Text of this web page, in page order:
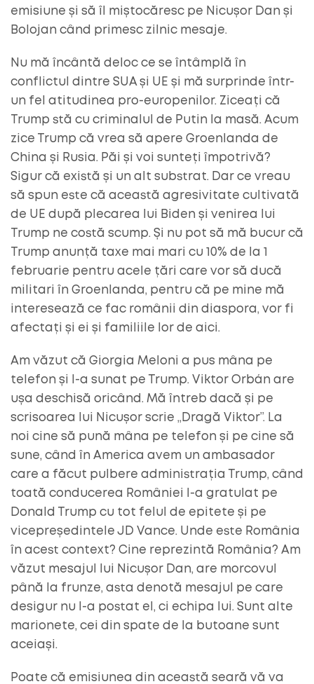
emisiune și să îl miștocăresc pe Nicușor Dan și
Bolojan când primesc zilnic mesaje.
Nu mă încântă deloc ce se întâmplă în
conflictul dintre SUA și UE și mă surprinde într-
un fel atitudinea pro-europenilor. Ziceați că
Trump stă cu criminalul de Putin la masă. Acum
zice Trump că vrea să apere Groenlanda de
China și Rusia. Păi și voi sunteți împotrivă?
Sigur că există și un alt substrat. Dar ce vreau
să spun este că această agresivitate cultivată
de UE după plecarea lui Biden și venirea lui
Trump ne costă scump. Și nu pot să mă bucur că
Trump anunță taxe mai mari cu 10% de la 1
februarie pentru acele țări care vor să ducă
militari în Groenlanda, pentru că pe mine mă
interesează ce fac românii din diaspora, vor fi
afectați și ei și familiile lor de aici.
Am văzut că Giorgia Meloni a pus mâna pe
telefon și l-a sunat pe Trump. Viktor Orbán are
ușa deschisă oricând. Mă întreb dacă și pe
scrisoarea lui Nicușor scrie „Dragă Viktor”. La
noi cine să pună mâna pe telefon și pe cine să
sune, când în America avem un ambasador
care a făcut pulbere administrația Trump, când
toată conducerea României l-a gratulat pe
Donald Trump cu tot felul de epitete și pe
vicepreședintele JD Vance. Unde este România
în acest context? Cine reprezintă România? Am
văzut mesajul lui Nicușor Dan, are morcovul
până la frunze, asta denotă mesajul pe care
desigur nu l-a postat el, ci echipa lui. Sunt alte
marionete, cei din spate de la butoane sunt
aceiași.
Poate că emisiunea din această seară vă va